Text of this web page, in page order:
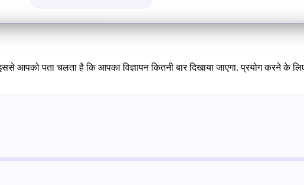
आपको पता चलता है कि आपका विज्ञापन कितनी बार दिखाया जाएगा. प्रयोग करने के